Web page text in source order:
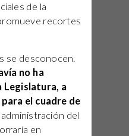
de la
recortes
se desconocen.
no ha
Legislatura, a
el cuadre de
del
en